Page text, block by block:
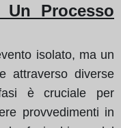
Processo
isolato, ma un
attraverso diverse
è cruciale per
provvedimenti in